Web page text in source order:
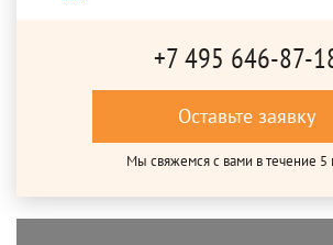
+7 495 646-87-
Оставьте заявку
Мы свяжемся с вами в течение 5